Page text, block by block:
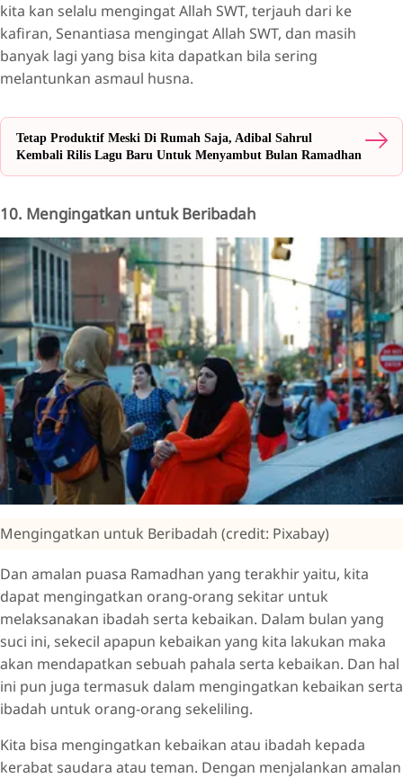
kita kan selalu mengingat Allah SWT, terjauh dari ke
kafiran, Senantiasa mengingat Allah SWT, dan masih
banyak lagi yang bisa kita dapatkan bila sering
melantunkan asmaul husna.
Tetap Produktif Meski Di Rumah Saja, Adibal Sahrul
Kembali Rilis Lagu Baru Untuk Menyambut Bulan Ramadhan
10. Mengingatkan untuk Beribadah
Mengingatkan untuk Beribadah (credit: Pixabay)
Dan amalan puasa Ramadhan yang terakhir yaitu, kita
dapat mengingatkan orang-orang sekitar untuk
melaksanakan ibadah serta kebaikan. Dalam bulan yang
suci ini, sekecil apapun kebaikan yang kita lakukan maka
akan mendapatkan sebuah pahala serta kebaikan. Dan hal
ini pun juga termasuk dalam mengingatkan kebaikan serta
ibadah untuk orang-orang sekeliling.
Kita bisa mengingatkan kebaikan atau ibadah kepada
kerabat saudara atau teman. Dengan menjalankan amalan